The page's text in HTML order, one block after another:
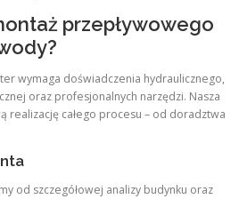
przepływowego
wymaga doświadczenia hydraulicznego,
oraz profesjonalnych narzędzi. Nasza
realizację całego procesu – od doradztwa
od szczegółowej analizy budynku oraz